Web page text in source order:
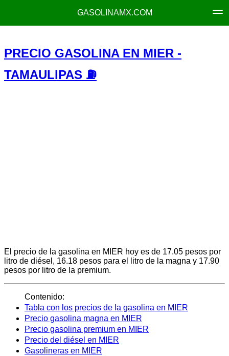
GASOLINAMX.COM
PRECIO GASOLINA EN MIER -
TAMAULIPAS ⛽
El precio de la gasolina en MIER hoy es de 17.05 pesos por
litro de diésel, 16.18 pesos para el litro de la magna y 17.90
pesos por litro de la premium.
Contenido:
Tabla con los precios de la gasolina en MIER
Precio gasolina magna en MIER
Precio gasolina premium en MIER
Precio del diésel en MIER
Gasolineras en MIER